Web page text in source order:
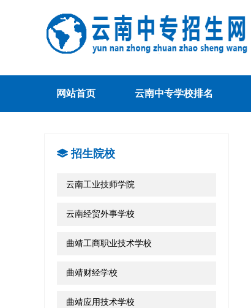
网站首页 云南中专学校排名
招生院校
云南工业技师学院
云南经贸外事学校
曲靖工商职业技术学校
曲靖财经学校
曲靖应用技术学校